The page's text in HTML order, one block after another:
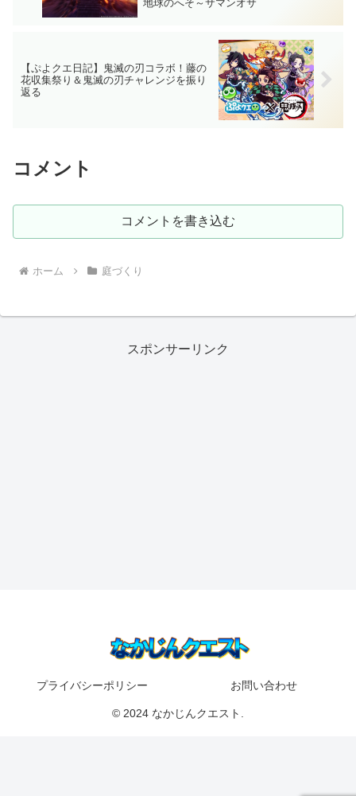
地球のへそ～サマンオサ
【ぷよクエ日記】鬼滅の刃コラボ！藤の
花収集祭り＆鬼滅の刃チャレンジを振り
返る
コメント
コメントを書き込む
ホーム 庭づくり
スポンサーリンク
プライバシーポリシー お問い合わせ
© 2024 なかじんクエスト.